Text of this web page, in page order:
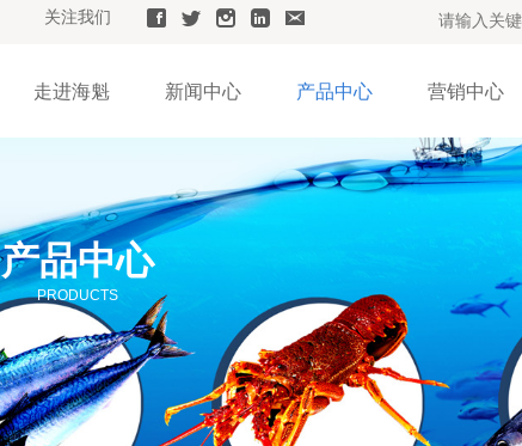
关注我们
走进海魁 新闻中心 产品中心 营销中心
产品中心
PRODUCTS